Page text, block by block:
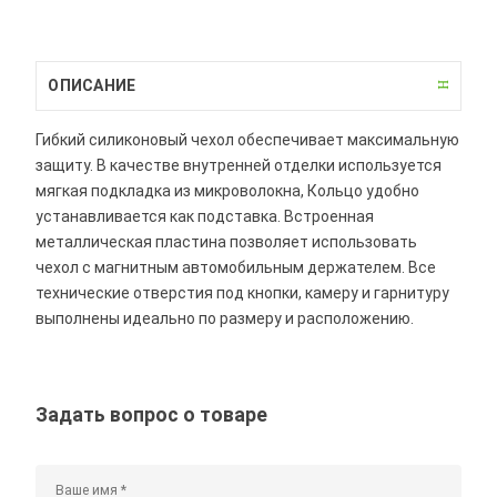
ОПИСАНИЕ
Гибкий силиконовый чехол обеспечивает максимальную
защиту. В качестве внутренней отделки используется
мягкая подкладка из микроволокна, Кольцо удобно
устанавливается как подставка. Встроенная
металлическая пластина позволяет использовать
чехол с магнитным автомобильным держателем. Все
технические отверстия под кнопки, камеру и гарнитуру
выполнены идеально по размеру и расположению.
Задать вопрос о товаре